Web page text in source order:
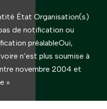
État Organisation(s)
de notification ou
préalableOui,
n’est plus soumise à
novembre 2004 et
»